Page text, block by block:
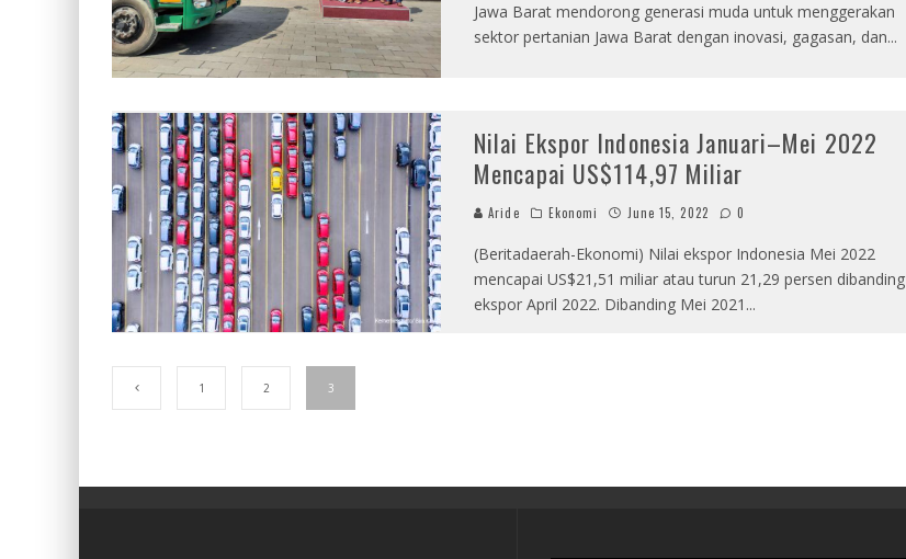
Jawa Barat mendorong generasi muda untuk menggerakan
sektor pertanian Jawa Barat dengan inovasi, gagasan, dan...
Nilai Ekspor Indonesia Januari–Mei 2022
Mencapai US$114,97 Miliar
Aride Ekonomi June 15, 2022 0
(Beritadaerah-Ekonomi) Nilai ekspor Indonesia Mei 2022
mencapai US$21,51 miliar atau turun 21,29 persen dibanding
ekspor April 2022. Dibanding Mei 2021 ...
1 2 3